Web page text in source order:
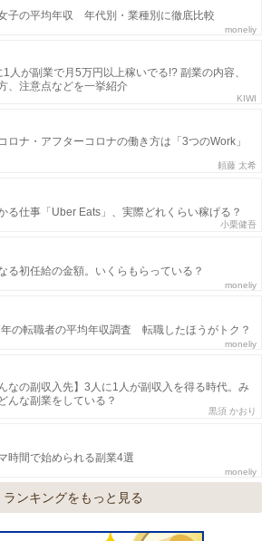
子の平均年収 年代別・業種別に徹底比較
moneliy
1人が副業で月5万円以上稼いでる!? 副業の内容、
、注意点などを一挙紹介
KIWI
ロナ・アフターコロナの働き方は「3つのWork」
頼藤 太希
る仕事「Uber Eats」、実際どれくらい稼げる？
小栗健吾
る初任給の金額。いくらもらっている？
moneliy
の転職者の平均年収調査 転職したほうがトク？
moneliy
んなの副収入先】3人に1人が副収入を得る時代。み
んな副業をしている？
黒須 かおり
時間で始められる副業4選
moneliy
ランキングをもっと見る